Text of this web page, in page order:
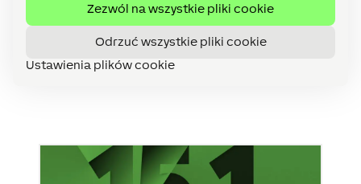
Zezwól na wszystkie pliki cookie
Odrzuć wszystkie pliki cookie
Ustawienia plików cookie
Mogłoby cię
zainteresować: